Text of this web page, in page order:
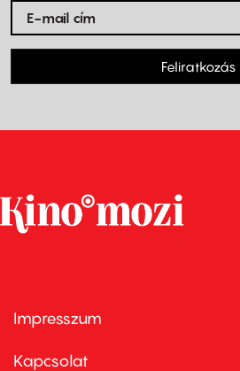
Feliratkozás
Footer
first
Impresszum
Kapcsolat